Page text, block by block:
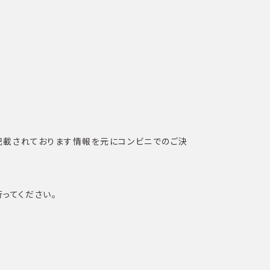
されております情報を元にコンビニでのご決
ください。